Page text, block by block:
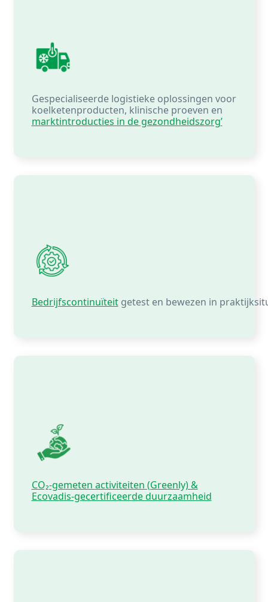
Gespecialiseerde logistieke oplossingen voor
koelketenproducten, klinische proeven en
marktintroducties in de gezondheidszorg’
Bedrijfscontinuïteit getest en bewezen in
CO₂-gemeten activiteiten (Greenly) &
Ecovadis-gecertificeerde duurzaamheid